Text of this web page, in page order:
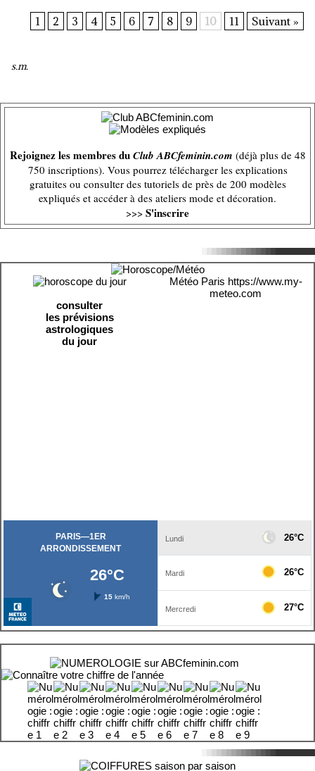
1 2 3 4 5 6 7 8 9 10 11 Suivant »
s.m.
Rejoignez les membres duClub ABCfeminin.com (déjà plus de 48
750 inscriptions). Vous pourrez télécharger les explications
gratuites ou consulter des tutoriels de près de 200 modèles
expliqués et accéder à des ateliers mode et décoration.
>>> S'inscrire
consulter
les prévisions
astrologiques
du jour
Météo Paris https://www.my-
meteo.com